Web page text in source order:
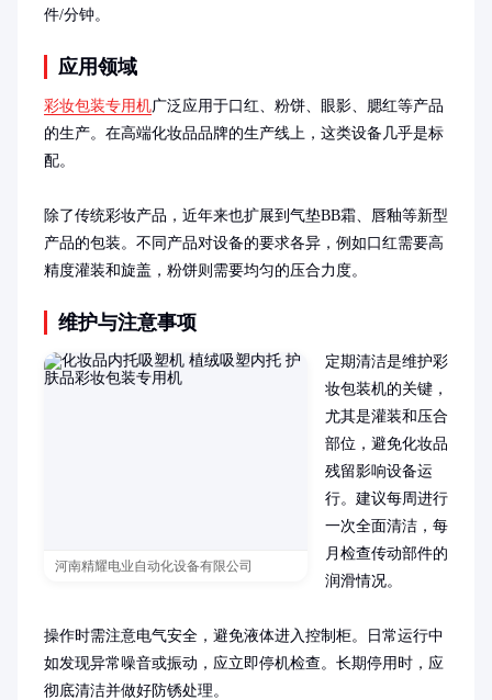
件/分钟。
应用领域
彩妆包装专用机广泛应用于口红、粉饼、眼影、腮红等产品
的生产。在高端化妆品品牌的生产线上，这类设备几乎是标
配。
除了传统彩妆产品，近年来也扩展到气垫BB霜、唇釉等新型
产品的包装。不同产品对设备的要求各异，例如口红需要高
精度灌装和旋盖，粉饼则需要均匀的压合力度。
维护与注意事项
河南精耀电业自动化设备有限公司
定期清洁是维护彩
妆包装机的关键，
尤其是灌装和压合
部位，避免化妆品
残留影响设备运
行。建议每周进行
一次全面清洁，每
月检查传动部件的
润滑情况。
操作时需注意电气安全，避免液体进入控制柜。日常运行中
如发现异常噪音或振动，应立即停机检查。长期停用时，应
彻底清洁并做好防锈处理。